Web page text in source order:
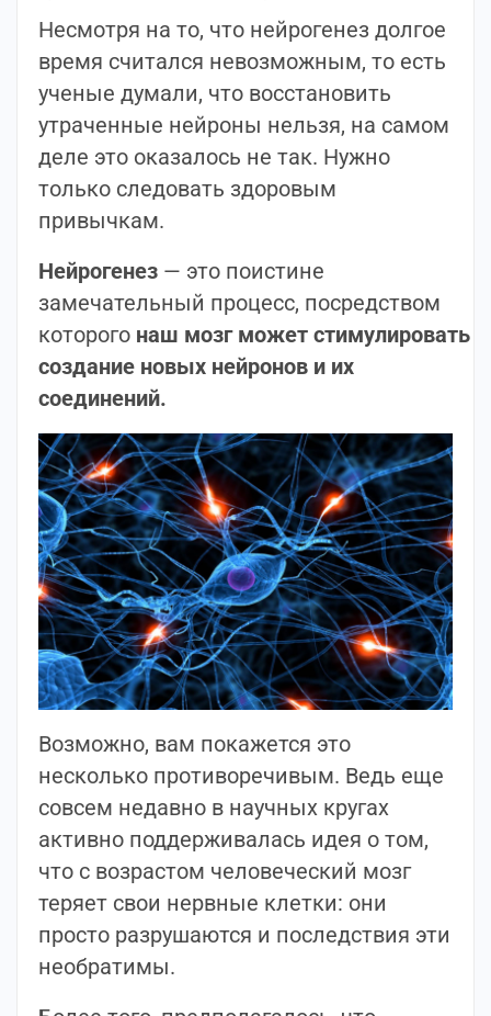
Несмотря на то, что нейрогенез долгое
время считался невозможным, то есть
ученые думали, что восстановить
утраченные нейроны нельзя, на самом
деле это оказалось не так. Нужно
только следовать здоровым
привычкам.
Нейрогенез — это поистине
замечательный процесс, посредством
которого наш мозг может стимулировать
создание новых нейронов и их
соединений.
Возможно, вам покажется это
несколько противоречивым. Ведь еще
совсем недавно в научных кругах
активно поддерживалась идея о том,
что с возрастом человеческий мозг
теряет свои нервные клетки: они
просто разрушаются и последствия эти
необратимы.